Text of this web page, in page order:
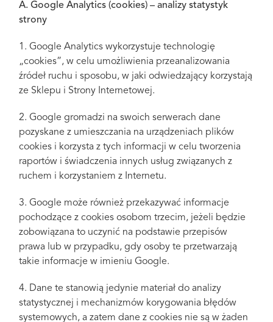
A. Google Analytics (cookies) – analizy statystyk
strony
1. Google Analytics wykorzystuje technologię
„cookies”, w celu umożliwienia przeanalizowania
źródeł ruchu i sposobu, w jaki odwiedzający korzystają
ze Sklepu i Strony Internetowej.
2. Google gromadzi na swoich serwerach dane
pozyskane z umieszczania na urządzeniach plików
cookies i korzysta z tych informacji w celu tworzenia
raportów i świadczenia innych usług związanych z
ruchem i korzystaniem z Internetu.
3. Google może również przekazywać informacje
pochodzące z cookies osobom trzecim, jeżeli będzie
zobowiązana to uczynić na podstawie przepisów
prawa lub w przypadku, gdy osoby te przetwarzają
takie informacje w imieniu Google.
4. Dane te stanowią jedynie materiał do analizy
statystycznej i mechanizmów korygowania błędów
systemowych, a zatem dane z cookies nie są w żaden